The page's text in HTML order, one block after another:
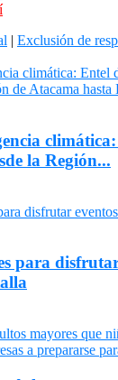
| Exclusión de
la Región...
para